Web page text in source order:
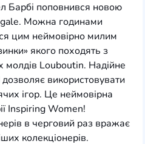
Барбі поповнився новою
Можна годинами
цим неймовірно милим
якого походять з
молдів Louboutin. Надійне
використовувати
ігор. Це неймовірна
Inspiring Women!
в черговий раз вражає
колекціонерів.